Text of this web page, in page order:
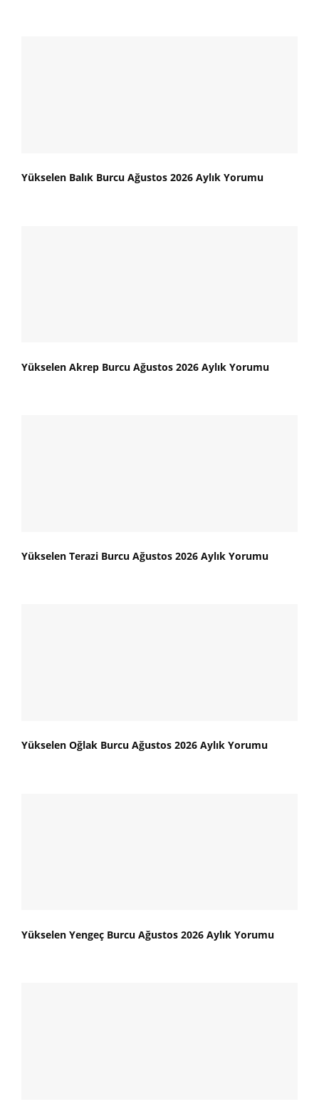
Yükselen Balık Burcu Ağustos 2026 Aylık Yorumu
Yükselen Akrep Burcu Ağustos 2026 Aylık Yorumu
Yükselen Terazi Burcu Ağustos 2026 Aylık Yorumu
Yükselen Oğlak Burcu Ağustos 2026 Aylık Yorumu
Yükselen Yengeç Burcu Ağustos 2026 Aylık Yorumu